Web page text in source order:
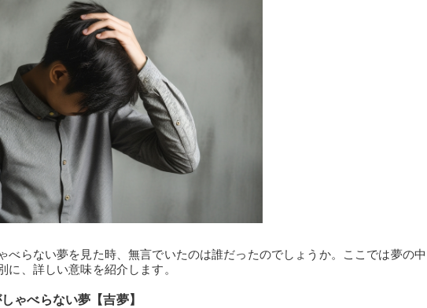
べらない夢を見た時、無言でいたのは誰だったのでしょうか。ここでは夢の中
に、詳しい意味を紹介します。
ゃべらない夢【吉夢】